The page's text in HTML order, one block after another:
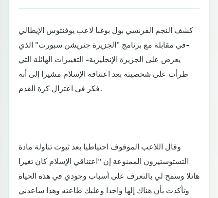
كشف النجم الفرنسي بول بوغبا لاعب يوفنتوس الإيطالي
-في مقابلة مع برنامج "الجزيرة جنريشن سبورت" الذي
يعرض على الجزيرة الإنجليزية- التغييرات الهائلة التي
طرأت على شخصيته بعد اعتناقه الإسلام مشيرا إلى أنه
فكر في اعتزال كرة القدم.
وقال اللاعب الموقوف احتياطيا بعد ثبوت تناولة مادة
التستوستيرون الممنوعة إن "اعتناقي الإسلام كان تغيرا
هائلا وسمح لي بالتعرف على أسباب وجودي في هذه الحياة
وتأكدت بأن هناك إلها واحدا وعليك طاعته وهذا ساعدني